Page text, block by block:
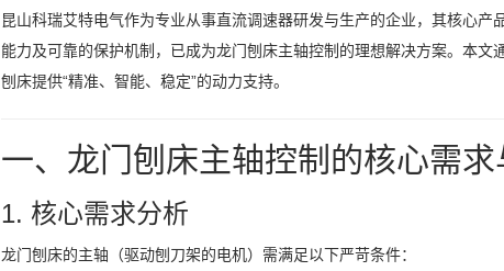
昆山科瑞艾特电气作为专业从事直流调速器研发与生产的企业，其核心产
能力及可靠的保护机制，已成为龙门刨床主轴控制的理想解决方案。本
刨床提供“精准、智能、稳定”的动力支持。
一、龙门刨床主轴控制的核心需
1. 核心需求分析
龙门刨床的主轴（驱动刨刀架的电机）需满足以下严苛条件：